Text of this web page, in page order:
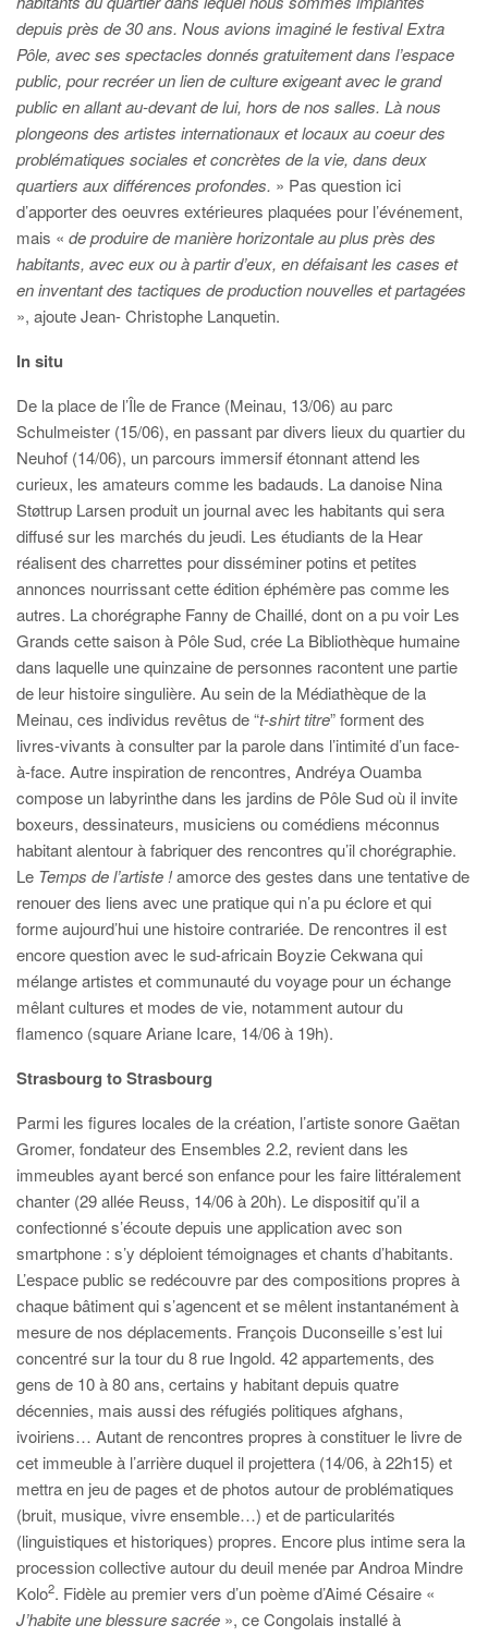
depuis près de 30 ans. Nous avions imaginé le festival Extra
Pôle, avec ses spectacles donnés gratuitement dans l’espace
public, pour recréer un lien de culture exigeant avec le grand
public en allant au-devant de lui, hors de nos salles. Là nous
plongeons des artistes internationaux et locaux au coeur des
problématiques sociales et concrètes de la vie, dans deux
quartiers aux différences profondes. » Pas question ici
d’apporter des oeuvres extérieures plaquées pour l’événement,
mais « de produire de manière horizontale au plus près des
habitants, avec eux ou à partir d’eux, en défaisant les cases et
en inventant des tactiques de production nouvelles et partagées
», ajoute Jean- Christophe Lanquetin.
In situ
De la place de l’Île de France (Meinau, 13/06) au parc
Schulmeister (15/06), en passant par divers lieux du quartier du
Neuhof (14/06), un parcours immersif étonnant attend les
curieux, les amateurs comme les badauds. La danoise Nina
Støttrup Larsen produit un journal avec les habitants qui sera
diffusé sur les marchés du jeudi. Les étudiants de la Hear
réalisent des charrettes pour disséminer potins et petites
annonces nourrissant cette édition éphémère pas comme les
autres. La chorégraphe Fanny de Chaillé, dont on a pu voir Les
Grands cette saison à Pôle Sud, crée La Bibliothèque humaine
dans laquelle une quinzaine de personnes racontent une partie
de leur histoire singulière. Au sein de la Médiathèque de la
Meinau, ces individus revêtus de “t-shirt titre” forment des
livres-vivants à consulter par la parole dans l’intimité d’un face-
à-face. Autre inspiration de rencontres, Andréya Ouamba
compose un labyrinthe dans les jardins de Pôle Sud où il invite
boxeurs, dessinateurs, musiciens ou comédiens méconnus
habitant alentour à fabriquer des rencontres qu’il chorégraphie.
Le Temps de l’artiste !amorce des gestes dans une tentative de
renouer des liens avec une pratique qui n’a pu éclore et qui
forme aujourd’hui une histoire contrariée. De rencontres il est
encore question avec le sud-africain Boyzie Cekwana qui
mélange artistes et communauté du voyage pour un échange
mêlant cultures et modes de vie, notamment autour du
flamenco (square Ariane Icare, 14/06 à 19h).
Strasbourg to Strasbourg
Parmi les figures locales de la création, l’artiste sonore Gaëtan
Gromer, fondateur des Ensembles 2.2, revient dans les
immeubles ayant bercé son enfance pour les faire littéralement
chanter (29 allée Reuss, 14/06 à 20h). Le dispositif qu’il a
confectionné s’écoute depuis une application avec son
smartphone : s’y déploient témoignages et chants d’habitants.
L’espace public se redécouvre par des compositions propres à
chaque bâtiment qui s’agencent et se mêlent instantanément à
mesure de nos déplacements. François Duconseille s’est lui
concentré sur la tour du 8 rue Ingold. 42 appartements, des
gens de 10 à 80 ans, certains y habitant depuis quatre
décennies, mais aussi des réfugiés politiques afghans,
ivoiriens… Autant de rencontres propres à constituer le livre de
cet immeuble à l’arrière duquel il projettera (14/06, à 22h15) et
mettra en jeu de pages et de photos autour de problématiques
(bruit, musique, vivre ensemble…) et de particularités
(linguistiques et historiques) propres. Encore plus intime sera la
procession collective autour du deuil menée par Androa Mindre
Kolo2. Fidèle au premier vers d’un poème d’Aimé Césaire «
J’habite une blessure sacrée », ce Congolais installé à